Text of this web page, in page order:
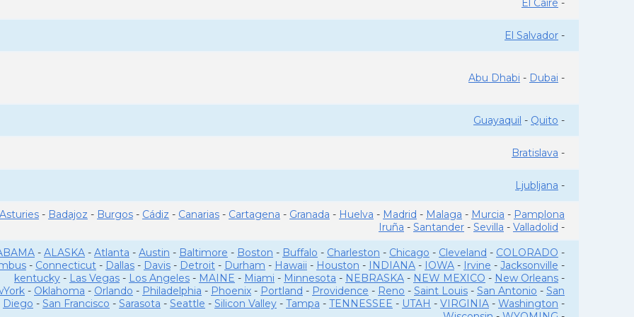
El Caire -
El Salvador -
Abu Dhabi - Dubai -
Guayaquil - Quito -
Bratislava -
Ljubljana -
Asturies - Badajoz - Burgos - Cádiz - Canarias - Cartagena - Granada - Huelva - Madrid - Malaga - Murcia - Pamplona
Iruña - Santander - Sevilla - Valladolid -
- ALASKA - Atlanta - Austin - Baltimore - Boston - Buffalo - Charleston - Chicago - Cleveland - COLORADO -
- Connecticut - Dallas - Davis - Detroit - Durham - Hawaii - Houston - INDIANA - IOWA - Irvine - Jacksonville -
kentucky - Las Vegas - Los Angeles - MAINE - Miami - Minnesota - NEBRASKA - NEW MEXICO - New Orleans -
- Oklahoma - Orlando - Philadelphia - Phoenix - Portland - Providence - Reno - Saint Louis - San Antonio - San
Diego - San Francisco - Sarasota - Seattle - Silicon Valley - Tampa - TENNESSEE - UTAH - VIRGINIA - Washington -